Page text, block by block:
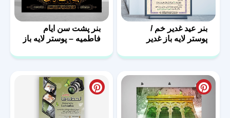
بنر عید غدیر خم /
پوستر لایه باز غدیر
بنر پشت سن ایام
فاطمیه – پوستر لایه باز